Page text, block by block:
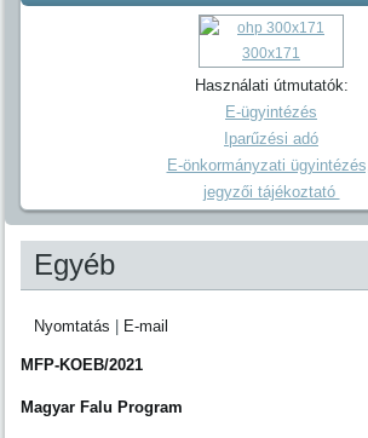
Használati útmutatók:
E-ügyintézés
Iparűzési adó
E-önkormányzati ügyintézés,
jegyzői tájékoztató
Egyéb
Nyomtatás | E-mail
MFP-KOEB/2021
Magyar Falu Program